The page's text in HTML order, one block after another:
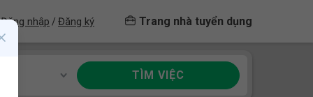
Đăng nhập / Đăng ký Trang nhà tuyển dụng
TÌM VIỆC